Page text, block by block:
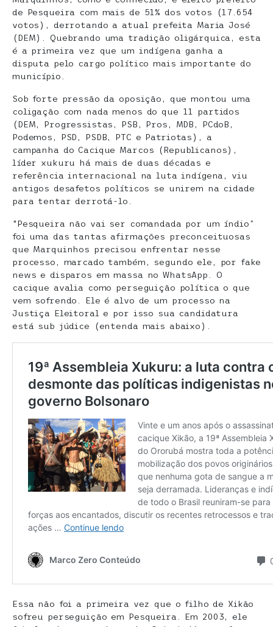
de Pesqueira com mais de 51% dos votos (17.654
votos), derrotando a atual prefeita Maria José
(DEM). Quebrando uma tradição oligárquica, esta
é a primeira vez que um indígena ganha a
disputa pelo cargo político mais importante do
município.
Sob forte pressão da oposição, que montou uma
coligação com nada menos do que 11 partidos
(DEM, Progressistas, PSB, Pros, MDB, PCdoB,
Podemos, PSD, PSDB, PTC e Patriotas), a
campanha do Cacique Marcos (Republicanos),
líder xukuru há mais de duas décadas e
referência internacional na luta indígena, viu
antigos desafetos políticos se unirem na cidade
para tentar derrotá-lo.
“Pesqueira não vai ser comandada por um índio”
foi uma das tantas afirmações preconceituosas
que Marquinhos precisou enfrentar nesse
processo, marcado também, segundo ele, por fake
news e disparos em massa no WhatsApp. O
cacique avalia como perseguição política o que
vem sofrendo. Ele é alvo de um processo na
Justiça Eleitoral e por isso sua candidatura
está sub júdice (entenda mais abaixo).
Essa não foi a primeira vez que o filho de Xikão
sofreu perseguição em Pesqueira. Em 2003, ele